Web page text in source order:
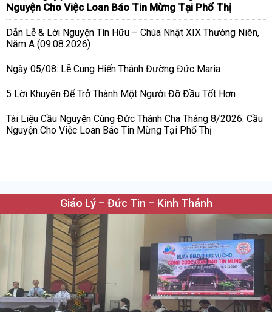
Nguyện Cho Việc Loan Báo Tin Mừng Tại Phố Thị
Dẫn Lễ & Lời Nguyện Tín Hữu – Chúa Nhật XIX Thường Niên,
Năm A (09.08.2026)
Ngày 05/08: Lễ Cung Hiến Thánh Đường Đức Maria
5 Lời Khuyên Để Trở Thành Một Người Đỡ Đầu Tốt Hơn
Tài Liệu Cầu Nguyện Cùng Đức Thánh Cha Tháng 8/2026: Cầu
Nguyện Cho Việc Loan Báo Tin Mừng Tại Phố Thị
Giáo Lý – Đức Tin – Kinh Thánh